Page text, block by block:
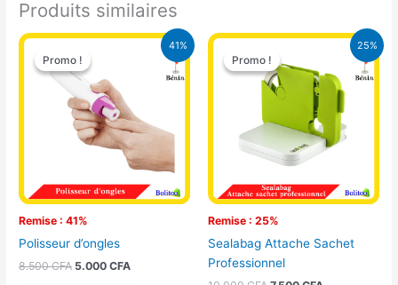
Produits similaires
41%
Promo !
Remise : 41%
Promo !
Polisseur d’ongles
8.500CFA
Le
prix
initial
était :
8.500 CFA.
5.000CFA
Le
25%
Promo !
Remise : 25%
Promo !
Sealabag Attache Sachet
Professionnel
Le
prix
initial
était :
10.000 CFA.
Le
est :
7.500 CFA.